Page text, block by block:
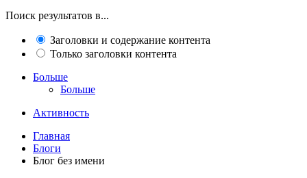
Поиск результатов в...
Заголовки и содержание контента
Только заголовки контента
Больше
Больше
Активность
Главная
Блоги
Блог без имени